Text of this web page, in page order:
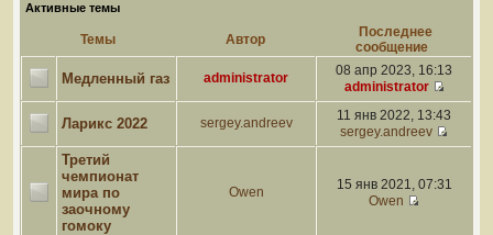
Активные темы
Темы Автор
Последнее
сообщение
Медленный газ administrator
08 апр 2023, 16:13
administrator
Ларикс 2022 sergey.andreev
11 янв 2022, 13:43
sergey.andreev
Третий
чемпионат
мира по
заочному
гомоку
Owen
15 янв 2021, 07:31
Owen